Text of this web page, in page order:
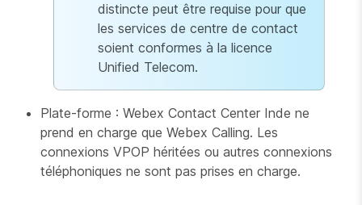
distincte peut être requise pour que
les services de centre de contact
soient conformes à la licence
Unified Telecom.
Plate-forme : Webex Contact Center Inde ne
prend en charge que Webex Calling. Les
connexions VPOP héritées ou autres connexions
téléphoniques ne sont pas prises en charge.